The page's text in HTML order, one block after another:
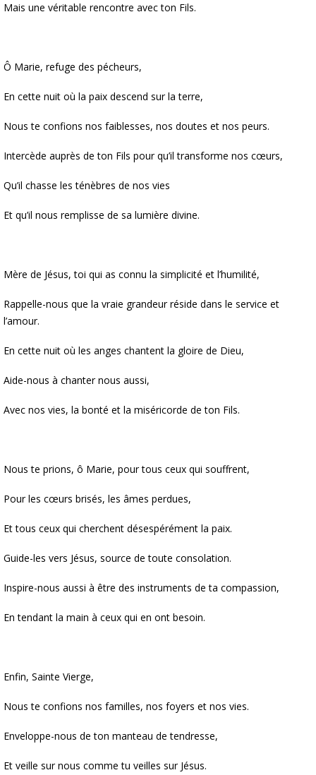
Mais une véritable rencontre avec ton Fils.
Ô Marie, refuge des pécheurs,
En cette nuit où la paix descend sur la terre,
Nous te confions nos faiblesses, nos doutes et nos peurs.
Intercède auprès de ton Fils pour qu’il transforme nos cœurs,
Qu’il chasse les ténèbres de nos vies
Et qu’il nous remplisse de sa lumière divine.
Mère de Jésus, toi qui as connu la simplicité et l’humilité,
Rappelle-nous que la vraie grandeur réside dans le service et
l’amour.
En cette nuit où les anges chantent la gloire de Dieu,
Aide-nous à chanter nous aussi,
Avec nos vies, la bonté et la miséricorde de ton Fils.
Nous te prions, ô Marie, pour tous ceux qui souffrent,
Pour les cœurs brisés, les âmes perdues,
Et tous ceux qui cherchent désespérément la paix.
Guide-les vers Jésus, source de toute consolation.
Inspire-nous aussi à être des instruments de ta compassion,
En tendant la main à ceux qui en ont besoin.
Enfin, Sainte Vierge,
Nous te confions nos familles, nos foyers et nos vies.
Enveloppe-nous de ton manteau de tendresse,
Et veille sur nous comme tu veilles sur Jésus.